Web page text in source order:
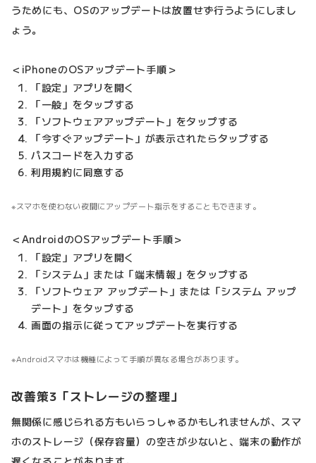
うためにも、OSのアップデートは放置せず行うようにしまし
ょう。
＜iPhoneのOSアップデート手順＞
「設定」アプリを開く
「一般」をタップする
「ソフトウェアアップデート」をタップする
「今すぐアップデート」が表示されたらタップする
パスコードを入力する
利用規約に同意する
スマホを使わない夜間にアップデート指示をすることもできます。
＜AndroidのOSアップデート手順＞
「設定」アプリを開く
「システム」または「端末情報」をタップする
「ソフトウェア アップデート」または「システム アップ
デート」をタップする
画面の指示に従ってアップデートを実行する
Androidスマホは機種によって手順が異なる場合があります。
改善策3「ストレージの整理」
無関係に感じられる方もいらっしゃるかもしれませんが、スマ
ホのストレージ（保存容量）の空きが少ないと、端末の動作が